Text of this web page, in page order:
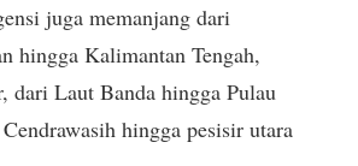
juga memanjang dari
hingga Kalimantan Tengah,
dari Laut Banda hingga Pulau
hingga pesisir utara